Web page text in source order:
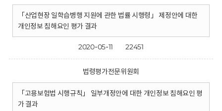
「산업현장 일학습병행 지원에 관한 법률 시행령」 제정안에 대한
개인정보 침해요인 평가 결과
2020-05-11 22451
법령평가전문위원회
「고용보험법 시행규칙」 일부개정안에 대한 개인정보 침해요인 평
가 결과